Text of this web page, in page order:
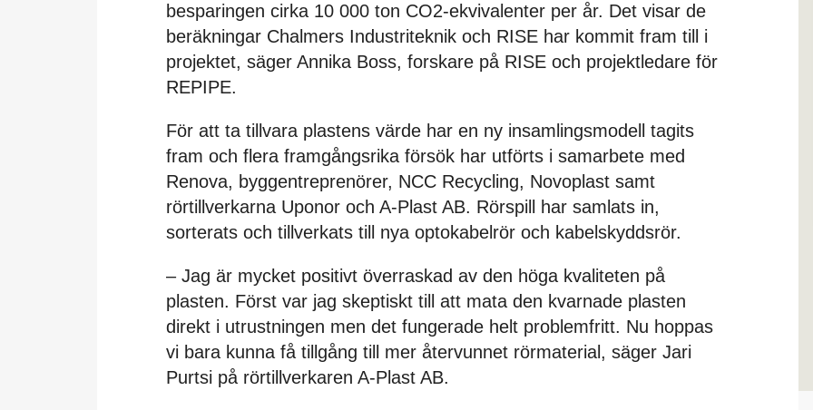
besparingen cirka 10 000 ton CO2-ekvivalenter per år. Det visar de
beräkningar Chalmers Industriteknik och RISE har kommit fram till i
projektet, säger Annika Boss, forskare på RISE och projektledare för
REPIPE.
För att ta tillvara plastens värde har en ny insamlingsmodell tagits
fram och flera framgångsrika försök har utförts i samarbete med
Renova, byggentreprenörer, NCC Recycling, Novoplast samt
rörtillverkarna Uponor och A-Plast AB. Rörspill har samlats in,
sorterats och tillverkats till nya optokabelrör och kabelskyddsrör.
– Jag är mycket positivt överraskad av den höga kvaliteten på
plasten. Först var jag skeptiskt till att mata den kvarnade plasten
direkt i utrustningen men det fungerade helt problemfritt. Nu hoppas
vi bara kunna få tillgång till mer återvunnet rörmaterial, säger Jari
Purtsi på rörtillverkaren A-Plast AB.